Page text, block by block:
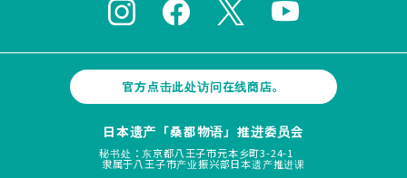
官方点击此处访问在线商店。
日本遗产「桑都物语」推进委员会
秘书处：东京都八王子市元本乡町3-24-1
隶属于八王子市产业振兴部日本遗产推进课